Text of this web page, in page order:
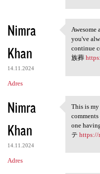
Nimra
Khan
14.11.2024
Adres
Awesome
you've
continue
族葬
Nimra
Khan
14.11.2024
Adres
This is
This is
one
テ https://